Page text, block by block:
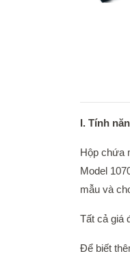
I. Tính
Hộp chứa
Model
mẫu và
Tất cả giá
Để biết